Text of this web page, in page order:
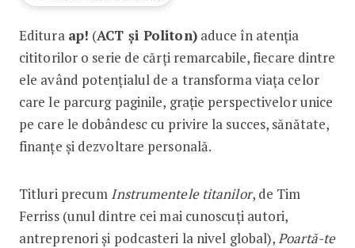
10 cărți esențiale pentru succesul
Editura ap! (ACT și Politon)aduce în atenția
cititorilor o serie de cărți remarcabile, fiecare dintre
ele având potențialul de a transforma viața celor
care le parcurg paginile, grație perspectivelor unice
pe care le dobândesc cu privire la succes, sănătate,
finanțe și dezvoltare personală.
Titluri precum Instrumentele titanilor, de Tim
Ferriss (unul dintre cei mai cunoscuți autori,
antreprenori și podcasteri la nivel global),Poartă-te